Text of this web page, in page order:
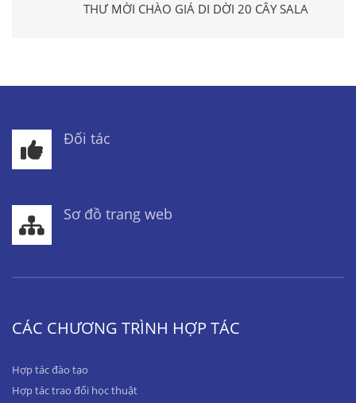
THƯ MỜI CHÀO GIÁ DI DỜI 20 CÂY SALA
Đối tác
Sơ đồ trang web
CÁC CHƯƠNG TRÌNH HỢP TÁC
Hợp tác đào tạo
Hợp tác trao đổi học thuật